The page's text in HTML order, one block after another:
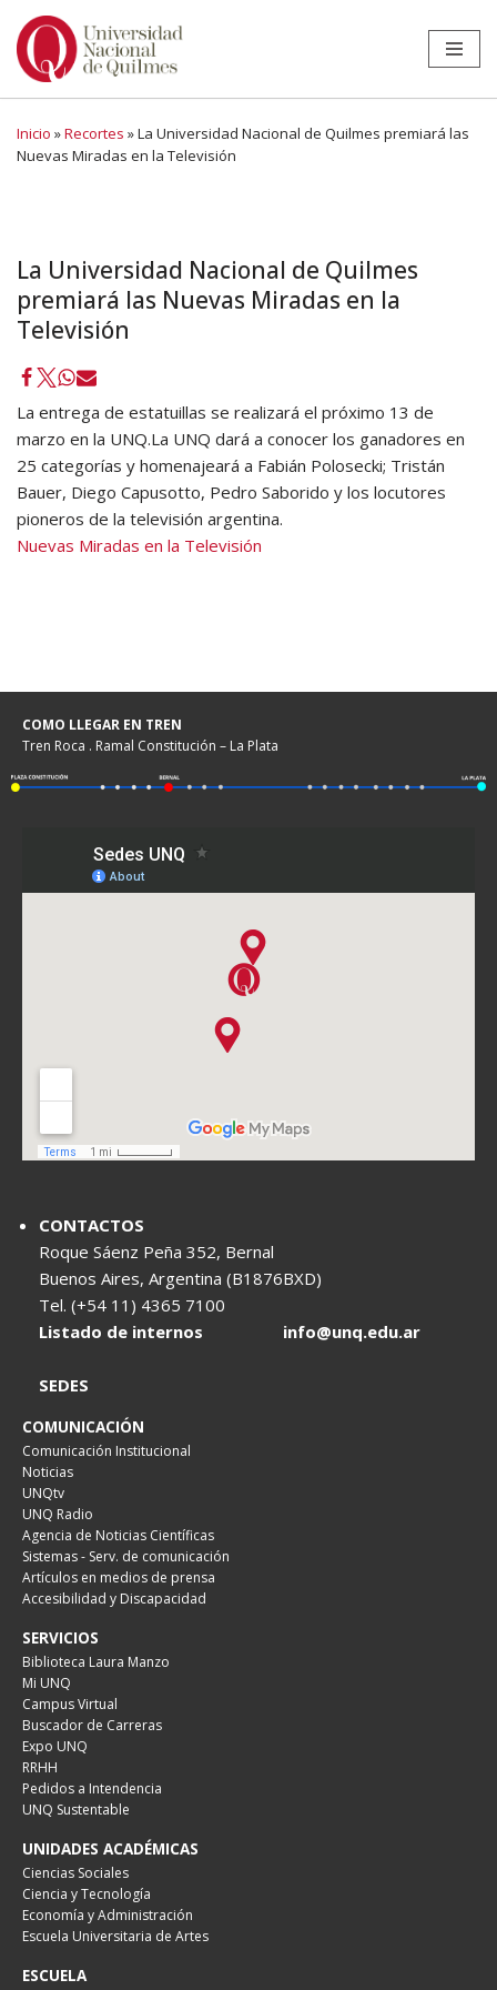
Ir
Inicio »Recortes »La Universidad Nacional de Quilmes premiará las
Nuevas Miradas en la Televisión
La Universidad Nacional de Quilmes
premiará las Nuevas Miradas en la
Televisión
La entrega de estatuillas se realizará el próximo 13 de
marzo en la UNQ.La UNQ dará a conocer los ganadores en
25 categorías y homenajeará a Fabián Polosecki; Tristán
Bauer, Diego Capusotto, Pedro Saborido y los locutores
pioneros de la televisión argentina.
Nuevas Miradas en la Televisión
COMO LLEGAR EN TREN
Tren Roca . Ramal Constitución – La Plata
CONTACTOS
Roque Sáenz Peña 352, Bernal
Buenos Aires, Argentina (B1876BXD)
Tel. (+54 11) 4365 7100
Listado de internos
info@unq.edu.ar
SEDES
COMUNICACIÓN
Comunicación Institucional
Noticias
UNQtv
UNQ Radio
Agencia de Noticias Científicas
Sistemas - Serv. de comunicación
Artículos en medios de prensa
Accesibilidad y Discapacidad
SERVICIOS
Biblioteca Laura Manzo
Mi UNQ
Campus Virtual
Buscador de Carreras
Expo UNQ
RRHH
Pedidos a Intendencia
UNQ Sustentable
UNIDADES ACADÉMICAS
Ciencias Sociales
Ciencia y Tecnología
Economía y Administración
Escuela Universitaria de Artes
ESCUELA